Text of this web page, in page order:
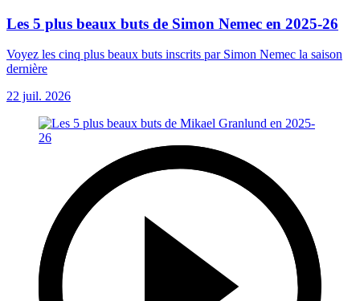
Les 5 plus beaux buts de Simon Nemec en 2025-26
Voyez les cinq plus beaux buts inscrits par Simon Nemec la saison
dernière
22 juil. 2026